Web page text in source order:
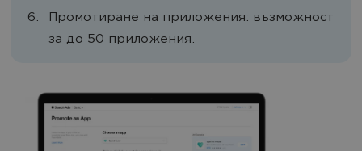
Промотиране на приложения: възможност
за до 50 приложения.